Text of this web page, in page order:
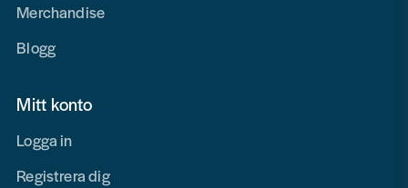
Merchandise
Blogg
Mitt konto
Logga in
Registrera dig